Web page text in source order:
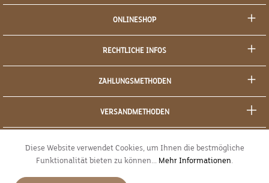
ONLINESHOP
RECHTLICHE INFOS
ZAHLUNGSMETHODEN
VERSANDMETHODEN
Diese Website verwendet Cookies, um Ihnen die bestmögliche
Funktionalität bieten zu können... Mehr Informationen.